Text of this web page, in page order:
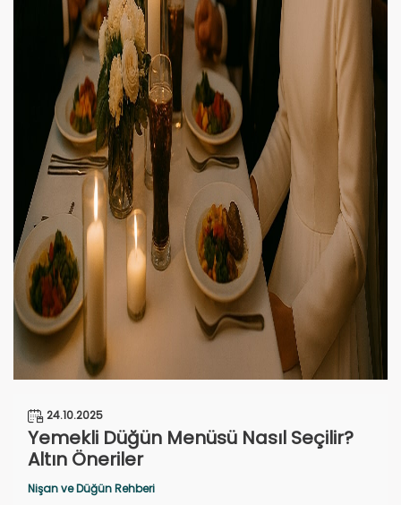
24.10.2025
Yemekli Düğün Menüsü Nasıl Seçilir?
Altın Öneriler
Nişan ve Düğün Rehberi